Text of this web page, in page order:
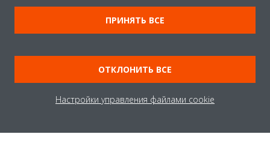
O Daikin
Решения
Помощь
ПРИНЯТЬ ВСЕ
ОТКЛОНИТЬ ВСЕ
Настройки управления файлами cookie